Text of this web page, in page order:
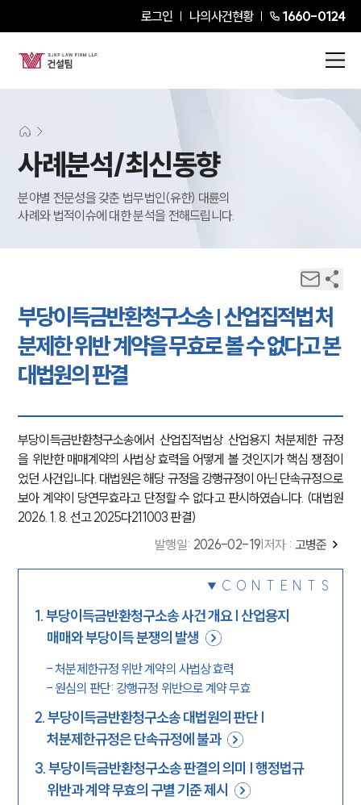
로그인 나의사건현황 1660-0124
사례분석/최신동향
분야별 전문성을 갖춘 법무법인(유한) 대륜의
사례와 법적이슈에 대한 분석을 전해드립니다.
부당이득금반환청구소송 | 산업집적법 처
분제한 위반 계약을 무효로 볼 수 없다고 본
대법원의 판결
부당이득금반환청구소송에서 산업집적법상 산업용지 처분제한 규정
을 위반한 매매계약의 사법상 효력을 어떻게 볼 것인지가 핵심 쟁점이
었던 사건입니다. 대법원은 해당 규정을 강행규정이 아닌 단속규정으로
보아 계약이 당연무효라고 단정할 수 없다고 판시하였습니다. (대법원
2026. 1. 8. 선고 2025다211003 판결)
발행일: 2026-02-19 저자 : 고병준
CONTENTS
1.부당이득금반환청구소송 사건 개요 | 산업용지
매매와 부당이득 분쟁의 발생
-처분제한규정 위반 계약의 사법상 효력
- 원심의 판단: 강행규정 위반으로 계약 무효
2.부당이득금반환청구소송 대법원의 판단 |
처분제한규정은 단속규정에 불과
3.부당이득금반환청구소송 판결의 의미 | 행정법규
위반과 계약 무효의 구별 기준 제시